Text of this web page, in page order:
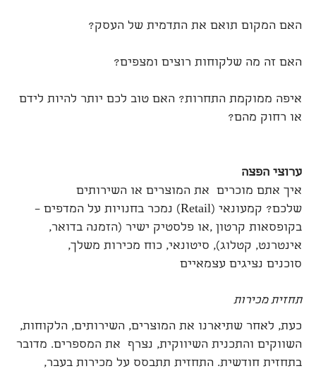
האם המקום תואם את התדמית של העסק?
האם זה מה שלקוחות רוצים ומצפים?
איפה ממוקמת התחרות? האם טוב לכם יותר להיות לידם
או רחוק מהם?
ערוצי הפצה
איך אתם מוכרים את המוצרים או השירותים
שלכם? קמעונאי (Retail) נמכר בחנויות על המדפים –
בקופסאות קרטון ,או פלסטיק ישיר (הזמנה בדואר,
אינטרנט, קטלוג), סיטונאי, כוח מכירות משלך,
סוכנים נציגים עצמאיים
תחזית מכירות
כעת, לאחר שתיארנו את המוצרים, השירותים, הלקוחות,
השווקים והתכנית השיווקית, נצרף את המספרים. מדובר
בתחזית חודשית. התחזית תתבסס על מכירות בעבר,